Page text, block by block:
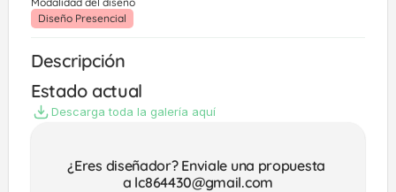
Diseño Presencial
Descripción
Estado actual
Descarga toda la galería aquí
¿Eres diseñador? Enviale una propuesta
a lc864430@gmail.com